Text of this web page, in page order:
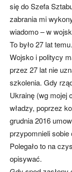
się do Szefa
zabrania mi
wiadomo – w
To było 27 lat
Wojsko i politycy
przez 27 lat nie
szkolenia. Gdy
Ukrainę (wg mojej
władzy, poprzez
grudnia 2016
przypomnieli sobie
Polegało to na
opisywać.